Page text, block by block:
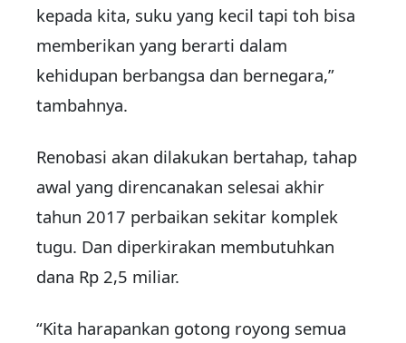
kepada kita, suku yang kecil tapi toh bisa
memberikan yang berarti dalam
kehidupan berbangsa dan bernegara,”
tambahnya.
Renobasi akan dilakukan bertahap, tahap
awal yang direncanakan selesai akhir
tahun 2017 perbaikan sekitar komplek
tugu. Dan diperkirakan membutuhkan
dana Rp 2,5 miliar.
“Kita harapankan gotong royong semua